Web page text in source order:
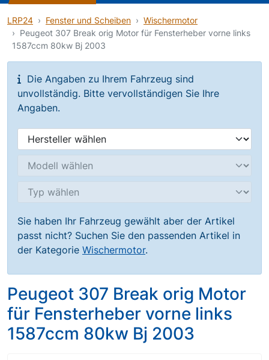
LRP24 Fenster und Scheiben
Wischermotor
Peugeot 307 Break orig Motor für Fensterheber vorne links
1587ccm 80kw Bj 2003
Die Angaben zu Ihrem Fahrzeug sind
unvollständig. Bitte vervollständigen Sie Ihre
Angaben.
Sie haben Ihr Fahrzeug gewählt aber der Artikel
passt nicht? Suchen Sie den passenden Artikel in
der Kategorie Wischermotor.
Peugeot 307 Break orig Motor
für Fensterheber vorne links
1587ccm 80kw Bj 2003